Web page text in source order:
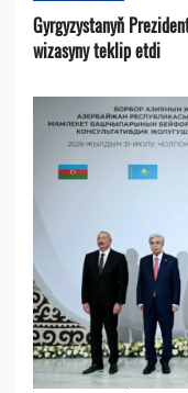
Gyrgyzystanyň
wizasyny teklip etdi